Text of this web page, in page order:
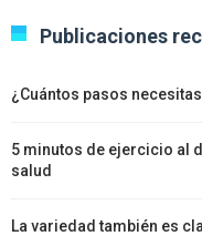
Publicaciones
¿Cuántos pasos
5 minutos de ejercicio al
salud
La variedad también es